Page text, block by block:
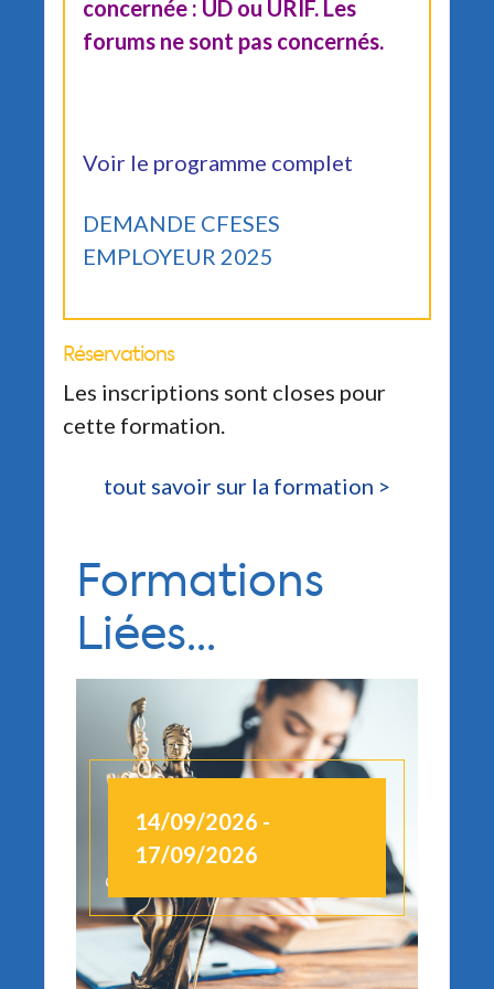
concernée : UD ou URIF. Les
forums ne sont pas concernés.
Voir le programme complet
DEMANDE CFESES
EMPLOYEUR 2025
Réservations
Les inscriptions sont closes pour
cette formation.
tout savoir sur la formation >
Formations
Liées...
14/09/2026 -
17/09/2026